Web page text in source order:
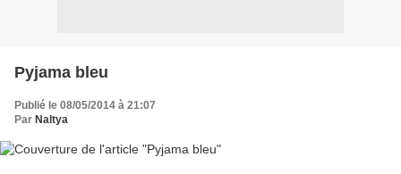
Pyjama bleu
Publié le 08/05/2014 à 21:07
Par Naltya